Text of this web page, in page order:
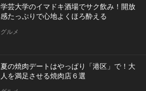
学芸大学のイマドキ酒場でサク飲み！開放
感たっぷりで心地よくほろ酔える
グルメ
夏の焼肉デートはやっぱり「港区」で！大
人を満足させる焼肉店６選